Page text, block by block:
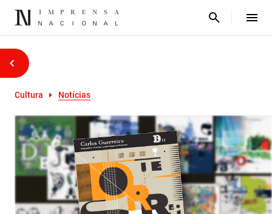
Cultura Notícias